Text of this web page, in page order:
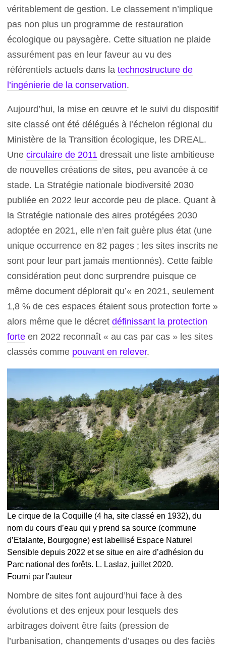
véritablement de gestion. Le classement n’implique
pas non plus un programme de restauration
écologique ou paysagère. Cette situation ne plaide
assurément pas en leur faveur au vu des
référentiels actuels dans latechnostructure de
l’ingénierie de la conservation.
Aujourd’hui, la mise en œuvre et le suivi du dispositif
site classé ont été délégués à l’échelon régional du
Ministère de la Transition écologique, les DREAL.
Unecirculaire de 2011 dressait une liste ambitieuse
de nouvelles créations de sites, peu avancée à ce
stade. La Stratégie nationale biodiversité 2030
publiée en 2022 leur accorde peu de place. Quant à
la Stratégie nationale des aires protégées 2030
adoptée en 2021, elle n’en fait guère plus état (une
unique occurrence en 82 pages ; les sites inscrits ne
sont pour leur part jamais mentionnés). Cette faible
considération peut donc surprendre puisque ce
même document déplorait qu’« en 2021, seulement
1,8 % de ces espaces étaient sous protection forte »
alors même que le décretdéfinissant la protection
forte en 2022 reconnaît « au cas par cas » les sites
classés comme pouvant en relever.
Le cirque de la Coquille (4 ha, site classé en 1932), du
nom du cours d’eau qui y prend sa source (commune
d’Etalante, Bourgogne) est labellisé Espace Naturel
Sensible depuis 2022 et se situe en aire d’adhésion du
Parc national des forêts. L. Laslaz, juillet 2020.
Fourni par l'auteur
Nombre de sites font aujourd’hui face à des
évolutions et des enjeux pour lesquels des
arbitrages doivent être faits (pression de
l’urbanisation, changements d’usages ou des faciès